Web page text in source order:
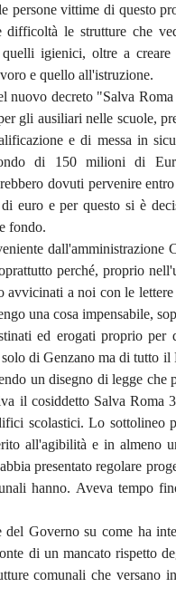
persone vittime di questo
le strutture che
igienici, oltre a creare
e quello all'istruzione.
nuovo decreto "Salva
gli ausiliari nelle scuole,
e di messa in
di 150 milioni di
dovuti pervenire
euro e per questo si è
fondo.
dall'amministrazione
perché, proprio
a noi con le
una cosa impensabile,
ed erogati proprio per
di Genzano ma di tutto il
un disegno di legge che
il cosiddetto Salva Roma
scolastici. Lo sottolineo
all'agibilità e in almeno
presentato regolare
hanno. Aveva tempo
del Governo su come ha
di un mancato rispetto
comunali che versano